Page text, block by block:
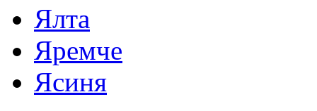
Ялта
Яремче
Ясиня